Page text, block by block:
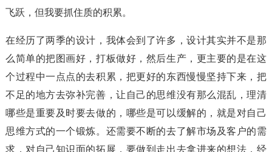
飞跃，但我要抓住质的积累。
在经历了两季的设计，我体会到了许多，设计其实并不是那
么简单的把图画好，打板做好，然后生产，更主要的是在这
个过程中一点点的去积累，把更好的东西慢慢坚持下来，把
不足的地方去弥补完善，让自己的思维没有那么混乱，理清
哪些是重要及时要去做的，哪些是可以缓解的，就是对自己
思维方式的一个锻炼。还需要不断的去了解市场及客户的需
求，对自己知识面的拓展，要做到走出去拿进来的想法，经